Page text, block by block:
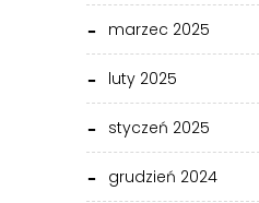
marzec 2025
luty 2025
styczeń 2025
grudzień 2024